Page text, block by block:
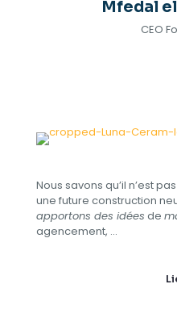
Mfedal
CEO
Nous savons qu’il n’est
une future construction
apportons des idées de
agencement, …